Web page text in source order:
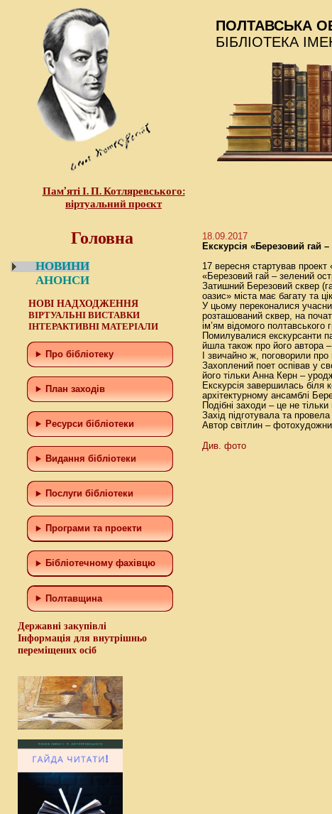
Пам’яті І. П. Котляревського:
віртуальний проєкт
ПОЛТАВСЬКА
БІБЛІОТЕКА
Головна
НОВИНИ
АНОНСИ
НОВІ НАДХОДЖЕННЯ
ВІРТУАЛЬНІ ВИСТАВКИ
ІНТЕРАКТИВНІ МАТЕРІАЛИ
Про бібліотеку
План заходів
Ресурси бібліотеки
Видання бібліотеки
Послуги бібліотеки
Програми та проекти
Бiблiотечному фахiвцю
Полтавщина
Державні закупівлі
Інформація для внутрішньо
переміщених осіб
18.09.2017
Екскурсія «Березовий гай
17 вересня стартував
«Березовий гай – зелений
Затишний Березовий сквер
оазис» міста має багату та
У цьому переконалися
розташований сквер, на
ім’ям відомого
Помилувалися екскурсанти
йшла також про його автора
І звичайно ж, поговорили
Захоплений поет оспівав у
його тільки Анна Керн –
Екскурсія завершилась біля
архітектурному ансамблі
Подібні заходи – це не
Захід підготувала та
Автор світлин –
Див. фото